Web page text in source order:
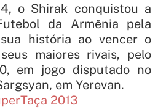
o Shirak conquistou a
da Armênia pela
história ao vencer o
maiores rivais, pelo
em jogo disputado no
em Yerevan.